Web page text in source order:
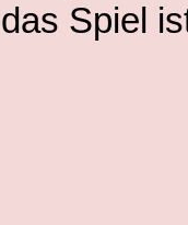
das Spiel